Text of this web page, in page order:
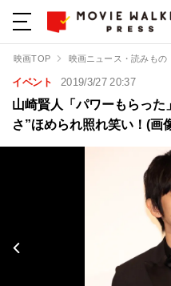
映画TOP 映画ニュース・読みもの
イベント 2019/3/27 20:37
山崎賢人「パワーもらった
さ”ほめられ照れ笑い！(画